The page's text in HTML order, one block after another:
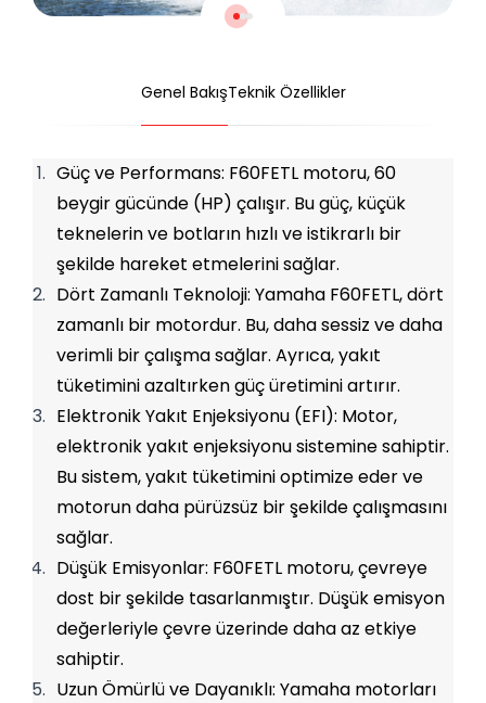
Genel BakışTeknik Özellikler
Güç ve Performans: F60FETL motoru, 60
beygir gücünde (HP) çalışır. Bu güç, küçük
teknelerin ve botların hızlı ve istikrarlı bir
şekilde hareket etmelerini sağlar.
Dört Zamanlı Teknoloji: Yamaha F60FETL, dört
zamanlı bir motordur. Bu, daha sessiz ve daha
verimli bir çalışma sağlar. Ayrıca, yakıt
tüketimini azaltırken güç üretimini artırır.
Elektronik Yakıt Enjeksiyonu (EFI): Motor,
elektronik yakıt enjeksiyonu sistemine sahiptir.
Bu sistem, yakıt tüketimini optimize eder ve
motorun daha pürüzsüz bir şekilde çalışmasını
sağlar.
Düşük Emisyonlar: F60FETL motoru, çevreye
dost bir şekilde tasarlanmıştır. Düşük emisyon
değerleriyle çevre üzerinde daha az etkiye
sahiptir.
Uzun Ömürlü ve Dayanıklı: Yamaha motorları